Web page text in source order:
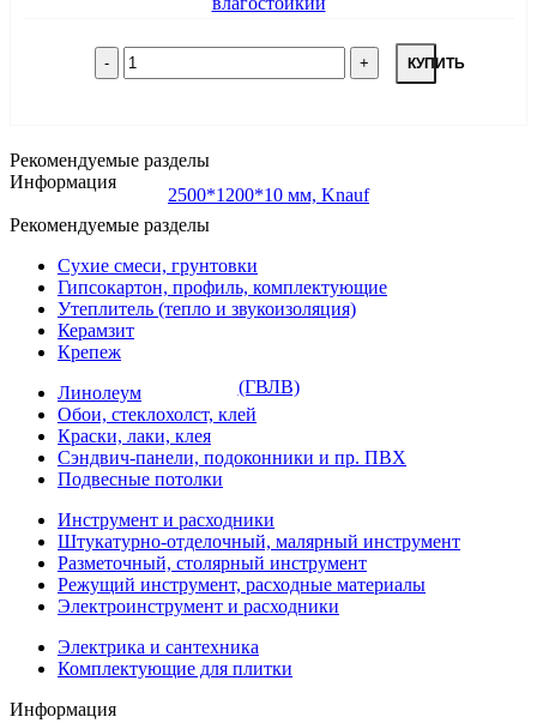
КУПИТЬ
Рекомендуемые разделы
Информация
Рекомендуемые разделы
Сухие смеси, грунтовки
Гипсокартон, профиль, комплектующие
Утеплитель (тепло и звукоизоляция)
Керамзит
Крепеж
Линолеум
Обои, стеклохолст, клей
Краски, лаки, клея
Сэндвич-панели, подоконники и пр. ПВХ
Подвесные потолки
Инструмент и расходники
Штукатурно-отделочный, малярный инструмент
Разметочный, столярный инструмент
Режущий инструмент, расходные материалы
Электроинструмент и расходники
Электрика и сантехника
Комплектующие для плитки
Информация